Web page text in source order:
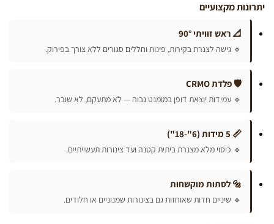
מקצועיים
📐 ראש זוויתי 90°
🔹 גישה לצנרת בקירות, פינות וחללים סגורים ללא צורך בפירוק.
🛡️ פלדת CRMO
🔹 עמידות יוצאת דופן במומנט גבוה — לא מתעקם, לא שובר.
📏 5 מידות (6"-18")
🔹 כיסוי מלא מצנרת ביתית קטנה ועד צינורות תעשייתיים.
🔩 לסתות מוקשחות
🔹 שיניים חדות שאוחזות גם בצינורות שמנוניים או חלודים.